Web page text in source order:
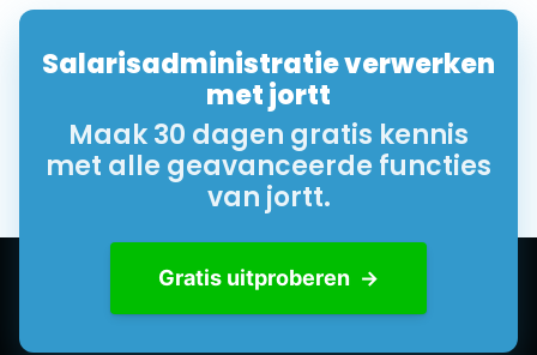
Salarisadministratie verwerken
met jortt
Maak 30 dagen gratis kennis
met alle geavanceerde functies
van jortt.
Gratis uitproberen